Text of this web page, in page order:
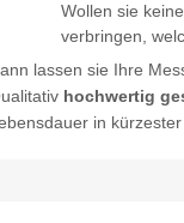
Wollen sie
verbringen,
lassen sie Ihre
hochwertig
in kürzester